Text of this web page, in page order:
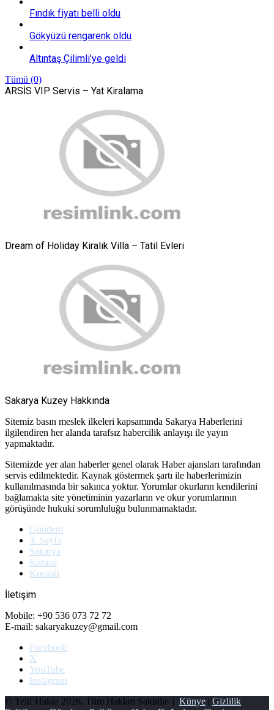
Fındık fiyatı belli oldu
Gökyüzü rengarenk oldu
Altıntaş Çilimli’ye geldi
Tümü (0)
ARSİS VIP Servis – Yat Kiralama
Dream of Holiday Kiralık Villa – Tatil Evleri
Sakarya Kuzey Hakkında
Sitemiz basın meslek ilkeleri kapsamında Sakarya Haberlerini
ilgilendiren her alanda tarafsız habercilik anlayışı ile yayın
yapmaktadır.
Sitemizde yer alan haberler genel olarak Haber ajansları tarafından
servis edilmektedir. Kaynak göstermek şartı ile haberlerimizin
kullanılmasında bir sakınca yoktur. Yorumlar okurların kendilerini
bağlamakta site yönetiminin yazarların ve okur yorumlarının
görüşünde hukuki sorumluluğu bulunmamaktadır.
Gündem
3. Sayfa
Sakarya
Karasu
Kocaali
İletişim
Mobile: +90 536 073 72 72
E-mail: sakaryakuzey@gmail.com
Facebook
X
YouTube
Instagram
© Telif Hakkı 2026, Tüm Hakları Saklıdır | Künye | Gizlilik